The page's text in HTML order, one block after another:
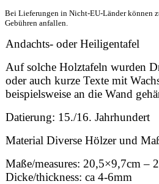
Bei Lieferungen in Nicht-EU-Länder können
Gebühren anfallen.
Andachts- oder Heiligentafel
Auf solche Holztafeln wurden
oder auch kurze Texte mit
beispielsweise an die Wand
Datierung: 15./16. Jahrhundert
Material Diverse Hölzer und
Maße/measures: 20,5×9,7cm –
Dicke/thickness: ca 4-6mm